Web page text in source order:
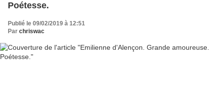
Poétesse.
Publié le 09/02/2019 à 12:51
Par chriswac